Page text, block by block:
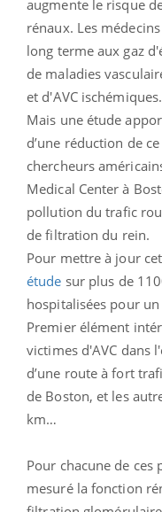
augmente le risque
rénaux. Les
long terme aux gaz
de maladies
et d'AVC ischémiques.
Mais une étude
d’une réduction de
chercheurs
Medical Center à
pollution du trafic
de filtration du rein.
Pour mettre à jour
étude sur plus de
hospitalisées pour
Premier élément
victimes d'AVC dans
d’une route à fort
de Boston, et les
km…
Pour chacune de ces
mesuré la fonction